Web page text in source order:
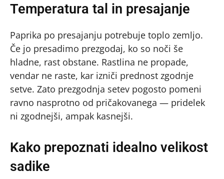
Temperatura tal in presajanje
Paprika po presajanju potrebuje toplo zemljo.
Če jo presadimo prezgodaj, ko so noči še
hladne, rast obstane. Rastlina ne propade,
vendar ne raste, kar izniči prednost zgodnje
setve. Zato prezgodnja setev pogosto pomeni
ravno nasprotno od pričakovanega — pridelek
ni zgodnejši, ampak kasnejši.
Kako prepoznati idealno velikost
sadike